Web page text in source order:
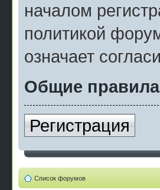
началом
политикой
означает
Общие правила
Регистрация
Список форумов